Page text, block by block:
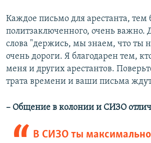
Каждое письмо для арестанта, тем
политзаключенного, очень важно.
слова "держись, мы знаем, что ты
очень дороги. Я благодарен тем,
меня и других арестантов.
трата времени и ваши письма
– Общение в колонии и СИЗО
В СИЗО ты